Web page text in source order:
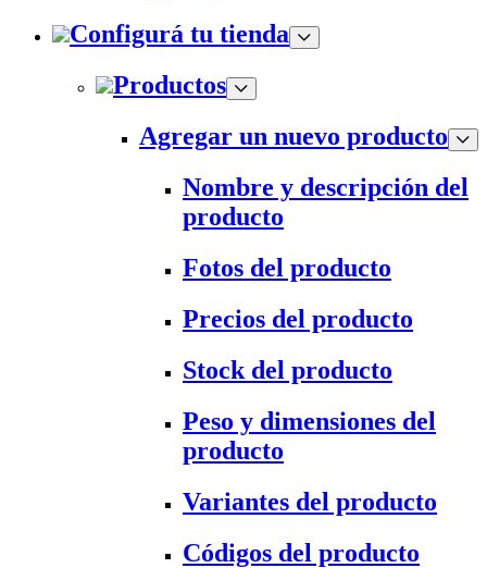
Configurá tu tienda
Productos
Agregar un nuevo producto
Nombre y descripción del
producto
Fotos del producto
Precios del producto
Stock del producto
Peso y dimensiones del
producto
Variantes del producto
Códigos del producto